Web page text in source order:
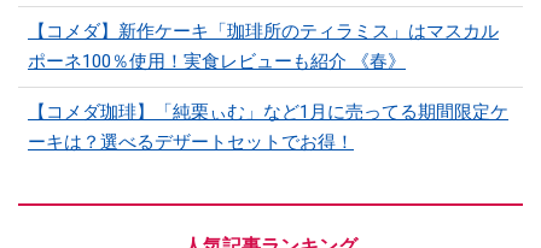
【コメダ】新作ケーキ「珈琲所のティラミス」はマスカル
ポーネ100％使用！実食レビューも紹介 《春》
【コメダ珈琲】「純栗ぃむ」など1月に売ってる期間限定ケ
ーキは？選べるデザートセットでお得！